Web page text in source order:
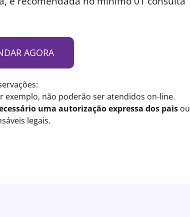
AGORA
exemplo, não poderão ser atendidos on-line.
uma autorização expressa dos paisou
legais.